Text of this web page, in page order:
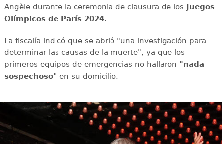
Angèle durante la ceremonia de clausura de los Juegos
Olímpicos de París 2024.
La fiscalía indicó que se abrió "una investigación para
determinar las causas de la muerte", ya que los
primeros equipos de emergencias no hallaron "nada
sospechoso" en su domicilio.